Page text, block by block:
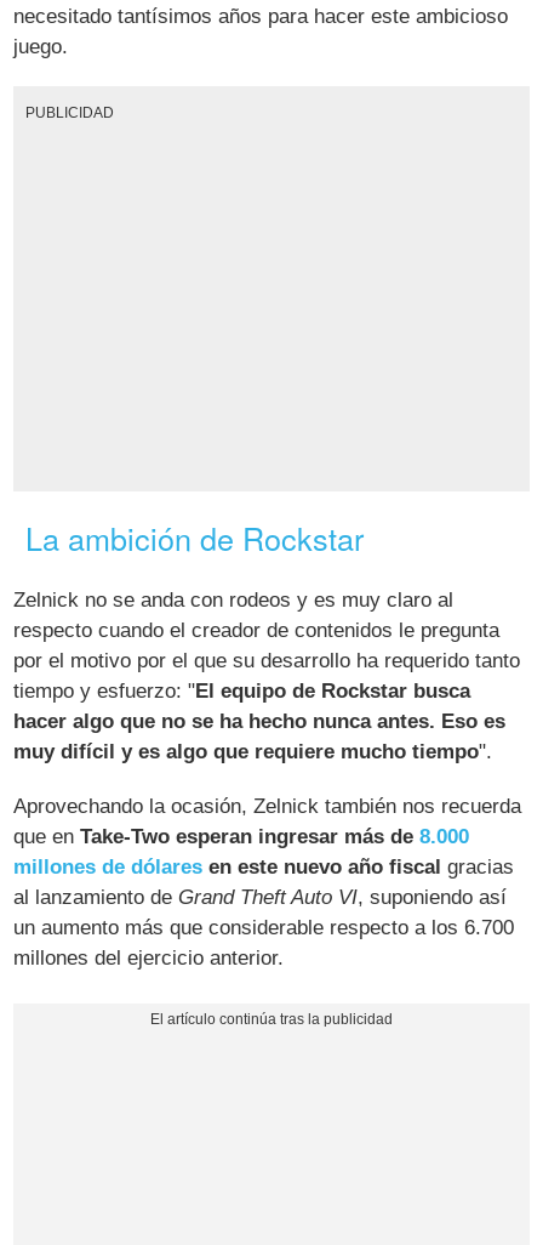
necesitado tantísimos años para hacer este ambicioso
juego.
PUBLICIDAD
La ambición de Rockstar
Zelnick no se anda con rodeos y es muy claro al
respecto cuando el creador de contenidos le pregunta
por el motivo por el que su desarrollo ha requerido tanto
tiempo y esfuerzo: "El equipo de Rockstar busca
hacer algo que no se ha hecho nunca antes. Eso es
muy difícil y es algo que requiere mucho tiempo".
Aprovechando la ocasión, Zelnick también nos recuerda
que enTake-Two esperan ingresar más de8.000
millones de dólares en este nuevo año fiscal gracias
al lanzamiento deGrand Theft Auto VI, suponiendo así
un aumento más que considerable respecto a los 6.700
millones del ejercicio anterior.